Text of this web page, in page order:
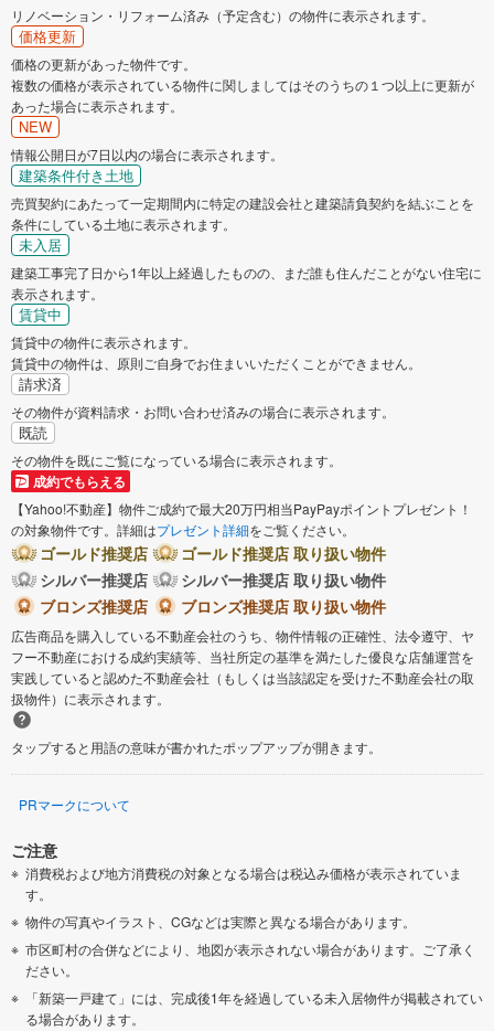
リノベーション・リフォーム済み（予定含む）の物件に表示されます。
価格更新
価格の更新があった物件です。
複数の価格が表示されている物件に関しましてはそのうちの１つ以上に更新が
あった場合に表示されます。
NEW
情報公開日が7日以内の場合に表示されます。
建築条件付き土地
売買契約にあたって一定期間内に特定の建設会社と建築請負契約を結ぶことを
条件にしている土地に表示されます。
未入居
建築工事完了日から1年以上経過したものの、まだ誰も住んだことがない住宅に
表示されます。
賃貸中
賃貸中の物件に表示されます。
賃貸中の物件は、原則ご自身でお住まいいただくことができません。
請求済
その物件が資料請求・お問い合わせ済みの場合に表示されます。
既読
その物件を既にご覧になっている場合に表示されます。
成約でもらえる
【Yahoo!不動産】物件ご成約で最大20万円相当PayPayポイントプレゼント！
の対象物件です。詳細はプレゼント詳細をご覧ください。
ゴールド推奨店
ゴールド推奨店 取り扱い物件
シルバー推奨店
シルバー推奨店 取り扱い物件
ブロンズ推奨店
ブロンズ推奨店 取り扱い物件
広告商品を購入している不動産会社のうち、物件情報の正確性、法令遵守、ヤ
フー不動産における成約実績等、当社所定の基準を満たした優良な店舗運営を
実践していると認めた不動産会社（もしくは当該認定を受けた不動産会社の取
扱物件）に表示されます。
タップすると用語の意味が書かれたポップアップが開きます。
PRマークについて
ご注意
消費税および地方消費税の対象となる場合は税込み価格が表示されていま
す。
物件の写真やイラスト、CGなどは実際と異なる場合があります。
市区町村の合併などにより、地図が表示されない場合があります。ご了承く
ださい。
「新築一戸建て」には、完成後1年を経過している未入居物件が掲載されてい
る場合があります。